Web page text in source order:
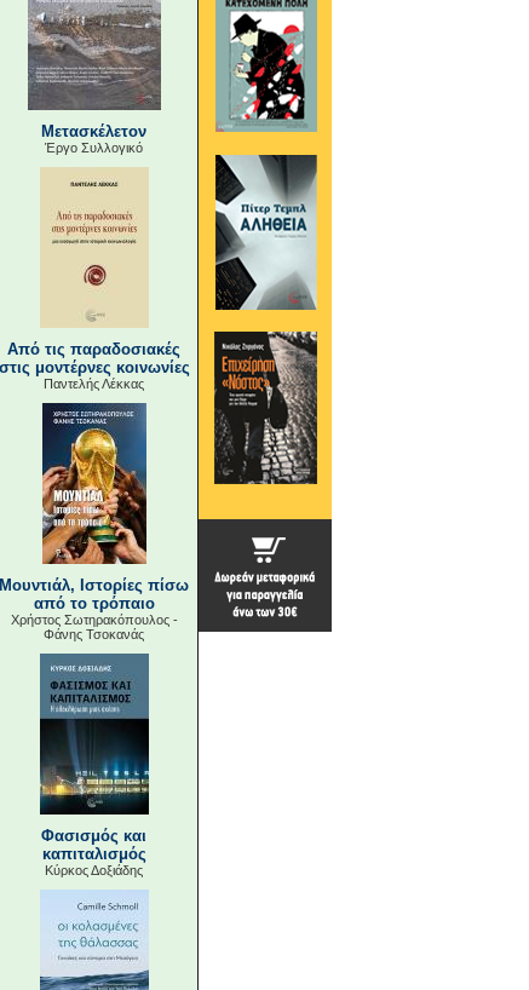
Μετασκέλετον
Έργο Συλλογικό
Από τις παραδοσιακές
στις μοντέρνες κοινωνίες
Παντελής Λέκκας
Μουντιάλ, Ιστορίες πίσω
από το τρόπαιο
Χρήστος Σωτηρακόπουλος -
Φάνης Τσοκανάς
Φασισμός και
καπιταλισμός
Κύρκος Δοξιάδης